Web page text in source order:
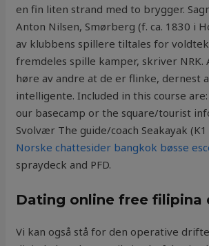
en fin liten strand med to brygger.
Anton Nilsen, Smørberg (f. ca. 1830 i
av klubbens spillere tiltales for
fremdeles spille kamper, skriver NRK.
høre av andre at de er flinke, dernest
intelligente. Included in this course
our basecamp or the square/tourist
Svolvær The guide/coach Seakayak
Norske chattesider bangkok bøsse
spraydeck and PFD.
Dating online free filipina
Vi kan også stå for den operative